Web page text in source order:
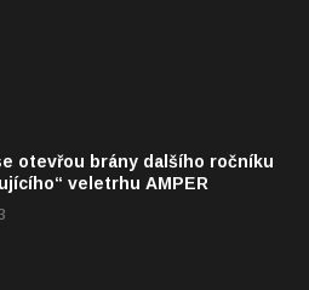
otevřou brány dalšího ročníku
veletrhu AMPER